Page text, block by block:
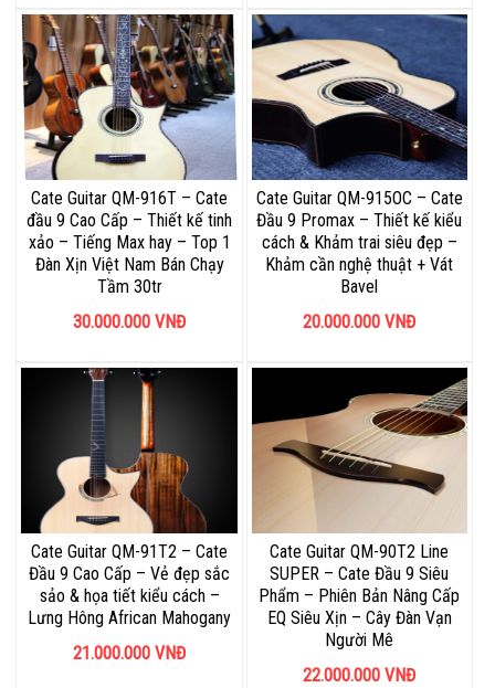
Cate Guitar QM-916T – Cate
đầu 9 Cao Cấp – Thiết kế tinh
xảo – Tiếng Max hay – Top 1
Đàn Xịn Việt Nam Bán Chạy
Tầm 30tr
30.000.000 VNĐ
Cate Guitar QM-915OC – Cate
Đầu 9 Promax – Thiết kế kiểu
cách & Khảm trai siêu đẹp –
Khảm cần nghệ thuật + Vát
Bavel
20.000.000 VNĐ
Cate Guitar QM-91T2 – Cate
Đầu 9 Cao Cấp – Vẻ đẹp sắc
sảo & họa tiết kiểu cách –
Lưng Hông African Mahogany
21.000.000 VNĐ
Cate Guitar QM-90T2 Line
SUPER – Cate Đầu 9 Siêu
Phẩm – Phiên Bản Nâng Cấp
EQ Siêu Xịn – Cây Đàn Vạn
Người Mê
22.000.000 VNĐ